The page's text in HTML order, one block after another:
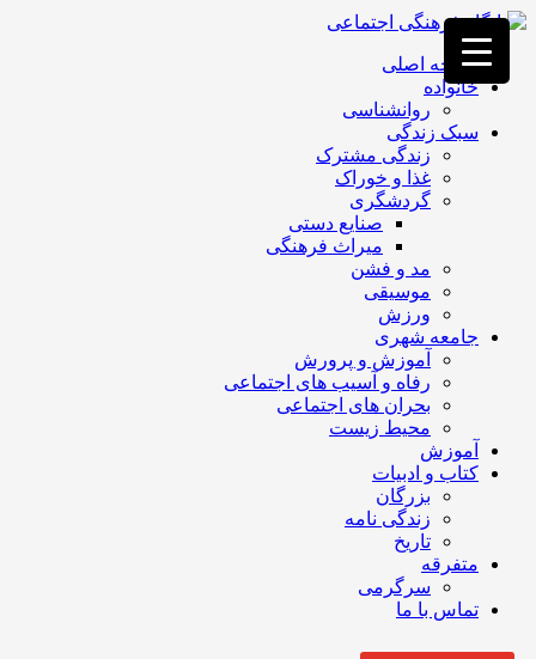
فصد
خون
غرب
تهران
خشکشویی
تصفیه
تهران
صفحه اصلی
خانواده
روانشناسی
سبک زندگی
زندگی مشترک
غذا و خوراک
گردشگری
صنایع دستی
میراث فرهنگی
مد و فشن
موسیقی
ورزش
جامعه شهری
آموزش و پرورش
رفاه و آسیب های اجتماعی
بحران های اجتماعی
محیط زیست
آموزش
کتاب و ادبیات
بزرگان
زندگی نامه
تاریخ
متفرقه
سرگرمی
تماس با ما